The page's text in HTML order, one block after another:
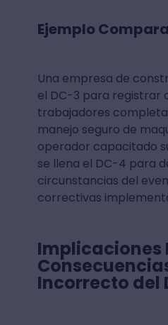
Ejemplo
Una empresa de
el DC-3 para registrar
trabajadores
manejo seguro de
operador capacitado
se llena el DC-4 para
circunstancias del
correctivas
Implicaciones
Incorrecto del